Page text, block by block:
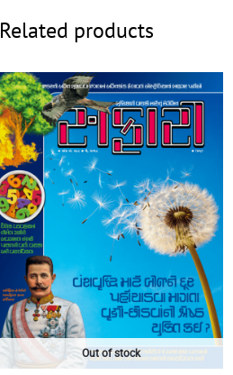
Related products
Out of stock